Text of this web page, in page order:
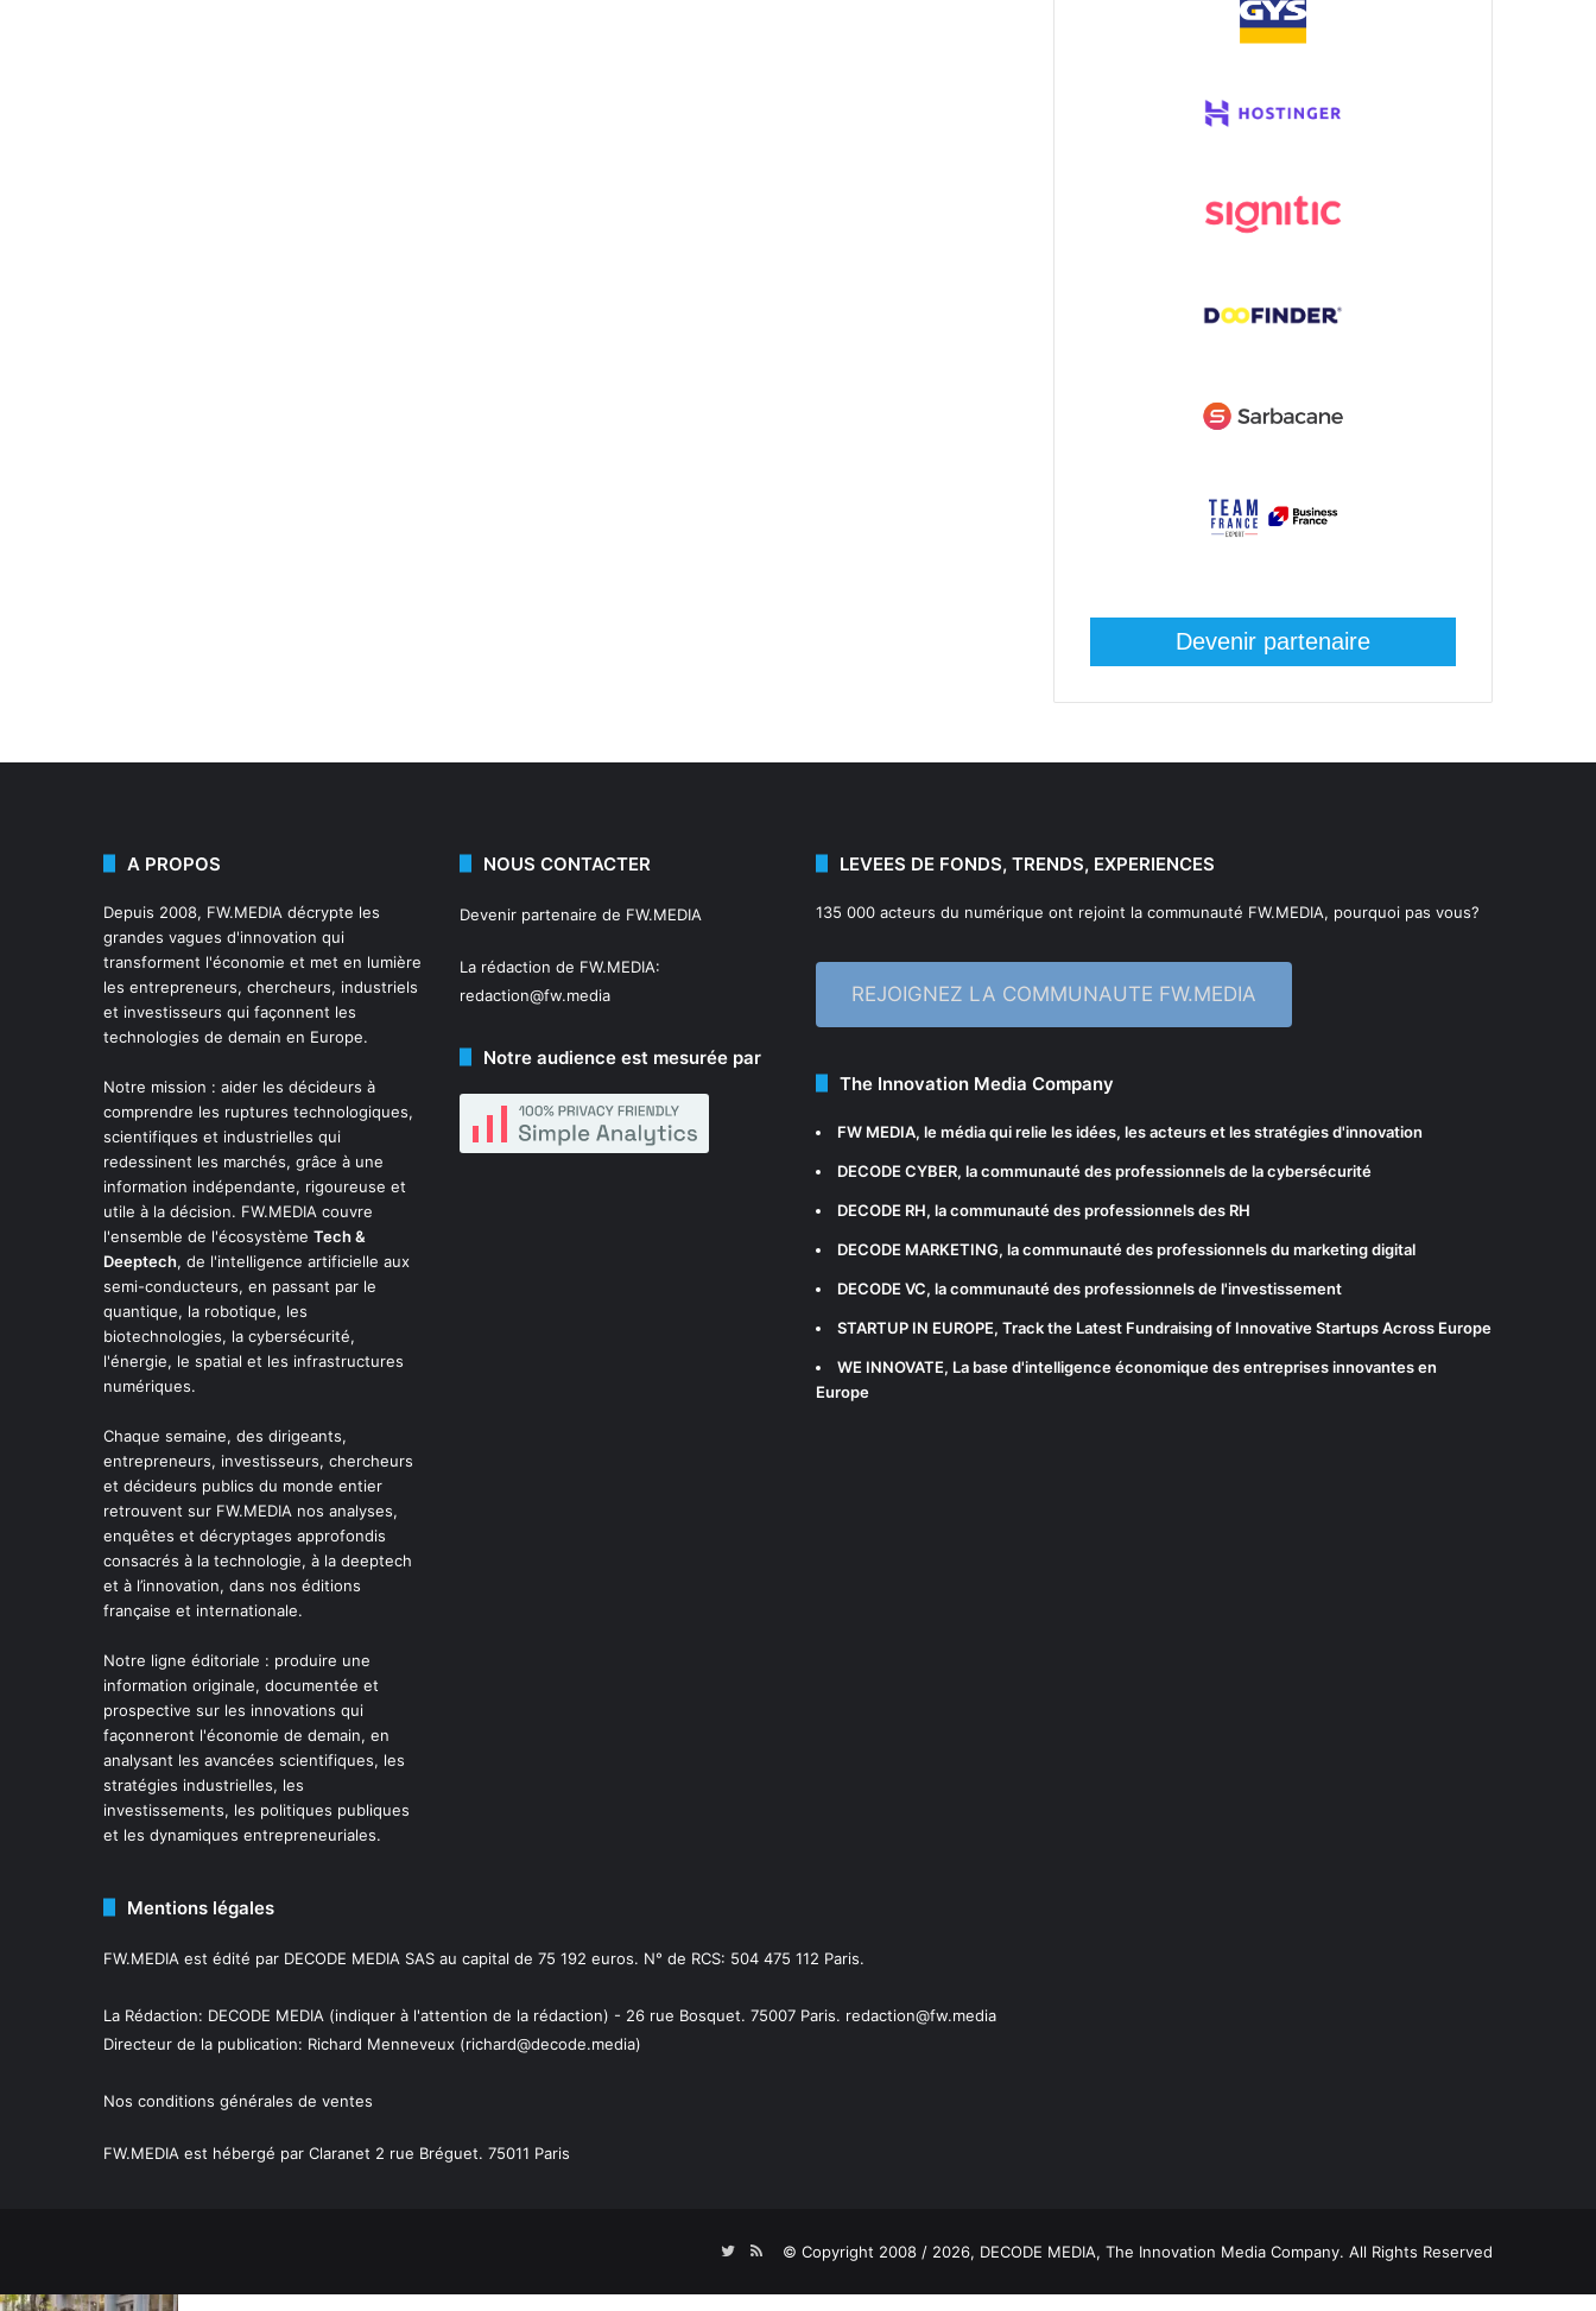
Devenir partenaire
A PROPOS
Depuis 2008, FW.MEDIA décrypte les
grandes vagues d'innovation qui
transforment l'économie et met en lumière
les entrepreneurs, chercheurs, industriels
et investisseurs qui façonnent les
technologies de demain en Europe.
Notre mission : aider les décideurs à
comprendre les ruptures technologiques,
scientifiques et industrielles qui
redessinent les marchés, grâce à une
information indépendante, rigoureuse et
utile à la décision. FW.MEDIA couvre
l'ensemble de l'écosystème Tech &
Deeptech, de l'intelligence artificielle aux
semi-conducteurs, en passant par le
quantique, la robotique, les
biotechnologies, la cybersécurité,
l'énergie, le spatial et les infrastructures
numériques.
Chaque semaine, des dirigeants,
entrepreneurs, investisseurs, chercheurs
et décideurs publics du monde entier
retrouvent sur FW.MEDIA nos analyses,
enquêtes et décryptages approfondis
consacrés à la technologie, à la deeptech
et à l’innovation, dans nos éditions
française et internationale.
Notre ligne éditoriale : produire une
information originale, documentée et
prospective sur les innovations qui
façonneront l'économie de demain, en
analysant les avancées scientifiques, les
stratégies industrielles, les
investissements, les politiques publiques
et les dynamiques entrepreneuriales.
NOUS CONTACTER
Devenir partenaire de FW.MEDIA
La rédaction de FW.MEDIA:
redaction@fw.media
Notre audience est mesurée par
LEVEES DE FONDS, TRENDS, EXPERIENCES
135 000 acteurs du numérique ont rejoint la communauté FW.MEDIA, pourquoi pas vous?
REJOIGNEZ LA COMMUNAUTE FW.MEDIA
The Innovation Media Company
FW MEDIA, le média qui relie les idées, les acteurs et les stratégies d'innovation
DECODE CYBER, la communauté des professionnels de la cybersécurité
DECODE RH, la communauté des professionnels des RH
DECODE MARKETING, la communauté des professionnels du marketing digital
DECODE VC, la communauté des professionnels de l'investissement
STARTUP IN EUROPE, Track the Latest Fundraising of Innovative Startups Across Europe
WE INNOVATE, La base d'intelligence économique des entreprises innovantes en
Europe
Mentions légales
FW.MEDIA est édité par DECODE MEDIA SAS au capital de 75 192 euros. N° de RCS: 504 475 112 Paris.
La Rédaction: DECODE MEDIA (indiquer à l'attention de la rédaction) - 26 rue Bosquet. 75007 Paris. redaction@fw.media
Directeur de la publication: Richard Menneveux (richard@decode.media)
Nos conditions générales de ventes
FW.MEDIA est hébergé par Claranet 2 rue Bréguet. 75011 Paris
© Copyright 2008 / 2026, DECODE MEDIA, The Innovation Media Company. All Rights Reserved
Twitter
RSS